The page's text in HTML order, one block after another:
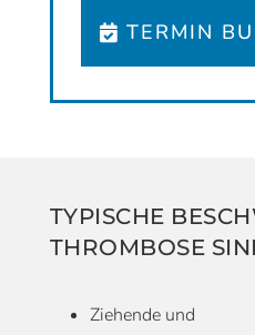
TERMIN
TYPISCHE
THROMBOSE
Ziehende und